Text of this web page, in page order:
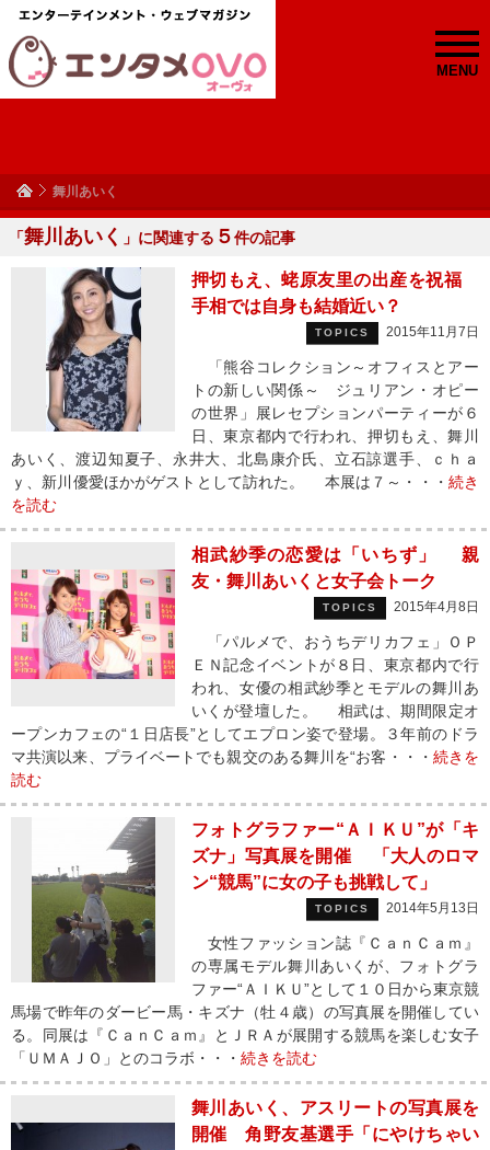
MENU
舞川あいく
「舞川あいく 」に関連する ５件の記事
押切もえ、蛯原友里の出産を祝福
手相では自身も結婚近い？
TOPICS 2015年11月7日
「熊谷コレクション～オフィスとアー
トの新しい関係～ ジュリアン・オピー
の世界」展レセプションパーティーが６
日、東京都内で行われ、押切もえ、舞川
あいく、渡辺知夏子、永井大、北島康介氏、立石諒選手、ｃｈａ
ｙ、新川優愛ほかがゲストとして訪れた。 本展は７～・・・ 続き
を読む
相武紗季の恋愛は「いちず」 親
友・舞川あいくと女子会トーク
TOPICS 2015年4月8日
「パルメで、おうちデリカフェ」ＯＰ
ＥＮ記念イベントが８日、東京都内で行
われ、女優の相武紗季とモデルの舞川あ
いくが登壇した。 相武は、期間限定オ
ープンカフェの“１日店長”としてエプロン姿で登場。３年前のドラ
マ共演以来、プライベートでも親交のある舞川を“お客・・・ 続きを
読む
フォトグラファー“ＡＩＫＵ”が「キ
ズナ」写真展を開催 「大人のロマ
ン“競馬”に女の子も挑戦して」
TOPICS 2014年5月13日
女性ファッション誌『ＣａｎＣａｍ』
の専属モデル舞川あいくが、フォトグラ
ファー“ＡＩＫＵ”として１０日から東京競
馬場で昨年のダービー馬・キズナ（牡４歳）の写真展を開催してい
る。同展は『ＣａｎＣａｍ』とＪＲＡが展開する競馬を楽しむ女子
「ＵＭＡＪＯ」とのコラボ・・・ 続きを読む
舞川あいく、アスリートの写真展を
開催 角野友基選手「にやけちゃい